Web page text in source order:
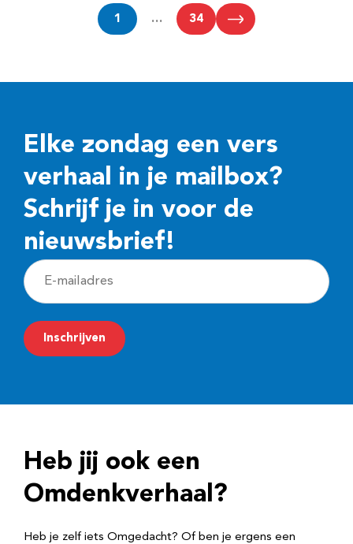
1 … 34
Elke zondag een vers
verhaal in je mailbox?
Schrijf je in voor de
nieuwsbrief!
E
-
m
a
r
e
Inschrijven
Heb jij ook een
Omdenkverhaal?
Heb je zelf iets Omgedacht? Of ben je ergens een